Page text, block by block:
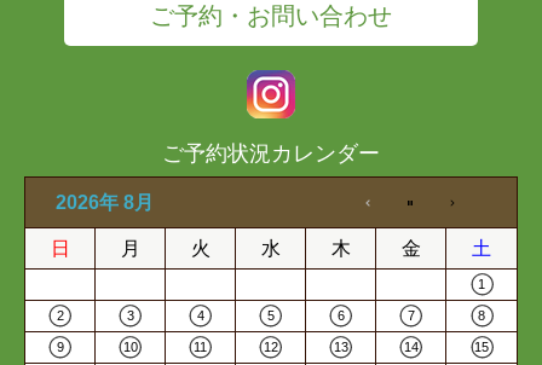
ご予約・お問い合わせ
ご予約状況カレンダー
2026年 8月
日 月 火 水 木 金 土
1
2 3 4 5 6 7 8
9 10 11 12 13 14 15